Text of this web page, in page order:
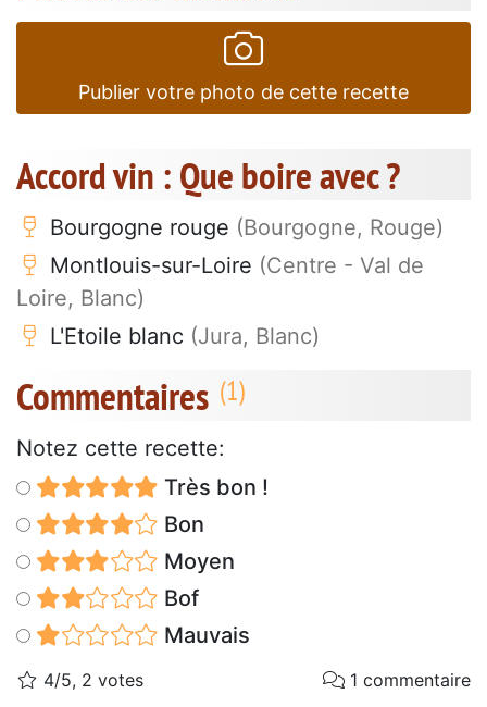
Publier votre photo de cette recette
Accord vin : Que boire avec ?
Bourgogne rouge (Bourgogne, Rouge)
Montlouis-sur-Loire (Centre - Val de
Loire, Blanc)
L'Etoile blanc (Jura, Blanc)
Commentaires
Notez cette recette:
Très bon !
Bon
Moyen
Bof
Mauvais
4/5, 2 votes 1 commentaire